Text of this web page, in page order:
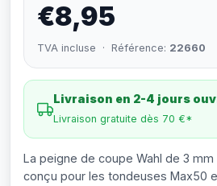
€8,95
TVA incluse · Référence: 22660
Livraison en 2-4 jours
Livraison gratuite dès 70 €*
La peigne de coupe Wahl de 3
conçu pour les tondeuses Max50